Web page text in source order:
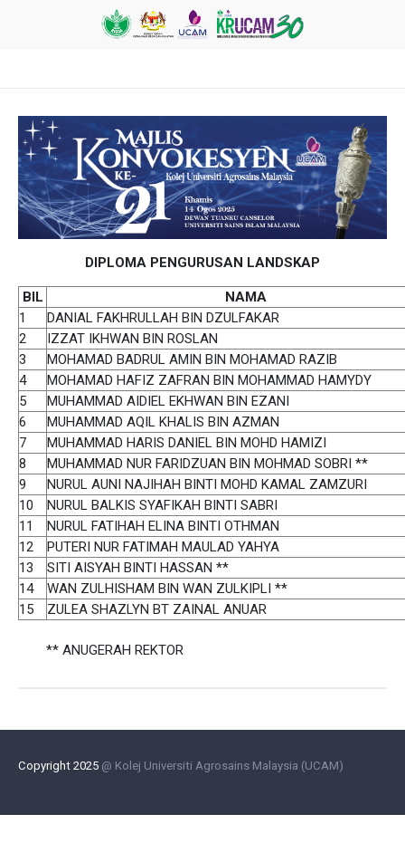
DIPLOMA PENGURUSAN LANDSKAP
BIL
NAMA
1
DANIAL FAKHRULLAH BIN DZULFAKAR
2
IZZAT IKHWAN BIN ROSLAN
3
MOHAMAD BADRUL AMIN BIN MOHAMAD RAZIB
4
MOHAMAD HAFIZ ZAFRAN BIN MOHAMMAD HAMYDY
5
MUHAMMAD AIDIEL EKHWAN BIN EZANI
6
MUHAMMAD AQIL KHALIS BIN AZMAN
7
MUHAMMAD HARIS DANIEL BIN MOHD HAMIZI
8
MUHAMMAD NUR FARIDZUAN BIN MOHMAD SOBRI **
9
NURUL AUNI NAJIHAH BINTI MOHD KAMAL ZAMZURI
10
NURUL BALKIS SYAFIKAH BINTI SABRI
11
NURUL FATIHAH ELINA BINTI OTHMAN
12
PUTERI NUR FATIMAH MAULAD YAHYA
13
SITI AISYAH BINTI HASSAN **
14
WAN ZULHISHAM BIN WAN ZULKIPLI **
15
ZULEA SHAZLYN BT ZAINAL ANUAR
** ANUGERAH REKTOR
Copyright 2025 @ Kolej Universiti Agrosains Malaysia (UCAM)